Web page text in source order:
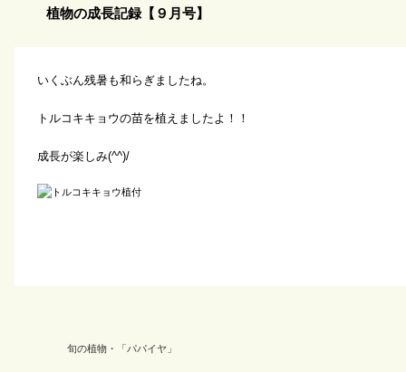
植物の成長記録【９月号】
いくぶん残暑も和らぎましたね。
トルコキキョウの苗を植えましたよ！！
成長が楽しみ(^^)/
旬の植物・「パパイヤ」